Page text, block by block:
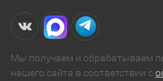
Мы получаем и обрабатываем
нашего сайта в соответствии с